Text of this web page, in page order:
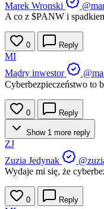
Marek Wronski
A co z $PANW i
0 Reply
MI
Mądry inwestor
Cyberbezpieczeństwo to
0 Reply
Show 1 more reply
ZJ
Zuzia Jedynak
Wydaje mi się, że
0 Reply